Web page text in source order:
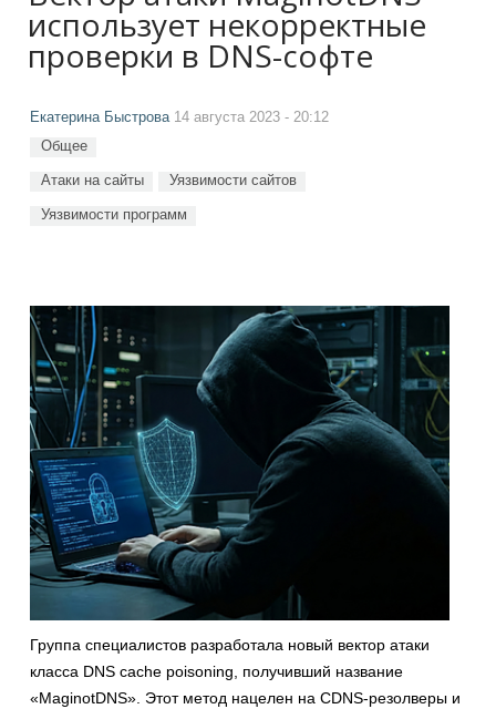
использует некорректные
проверки в DNS-софте
Екатерина Быстрова14 августа 2023 - 20:12
Общее
Атаки на сайты Уязвимости сайтов
Уязвимости программ
Группа специалистов разработала новый вектор атаки
класса DNS cache poisoning, получивший название
«MaginotDNS». Этот метод нацелен на CDNS-резолверы и